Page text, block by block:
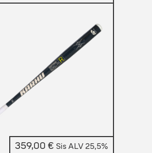
359,00 € Sis ALV 25,5%